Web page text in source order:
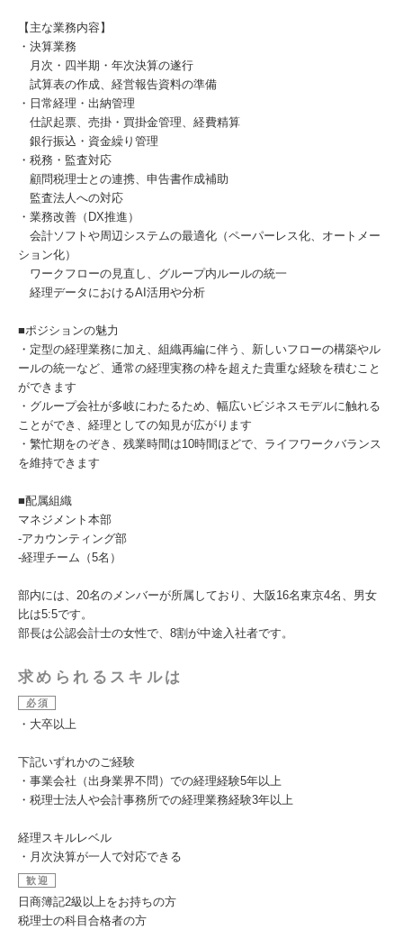
【主な業務内容】
・決算業務
月次・四半期・年次決算の遂行
試算表の作成、経営報告資料の準備
・日常経理・出納管理
仕訳起票、売掛・買掛金管理、経費精算
銀行振込・資金繰り管理
・税務・監査対応
顧問税理士との連携、申告書作成補助
監査法人への対応
・業務改善（DX推進）
会計ソフトや周辺システムの最適化（ペーパーレス化、オートメー
ション化）
ワークフローの見直し、グループ内ルールの統一
経理データにおけるAI活用や分析
■ポジションの魅力
・定型の経理業務に加え、組織再編に伴う、新しいフローの構築やル
ールの統一など、通常の経理実務の枠を超えた貴重な経験を積むこと
ができます
・グループ会社が多岐にわたるため、幅広いビジネスモデルに触れる
ことができ、経理としての知見が広がります
・繁忙期をのぞき、残業時間は10時間ほどで、ライフワークバランス
を維持できます
■配属組織
マネジメント本部
-アカウンティング部
-経理チーム（5名）
部内には、20名のメンバーが所属しており、大阪16名東京4名、男女
比は5:5です。
部長は公認会計士の女性で、8割が中途入社者です。
求められるスキルは
必須
・大卒以上
下記いずれかのご経験
・事業会社（出身業界不問）での経理経験5年以上
・税理士法人や会計事務所での経理業務経験3年以上
経理スキルレベル
・月次決算が一人で対応できる
歓迎
日商簿記2級以上をお持ちの方
税理士の科目合格者の方